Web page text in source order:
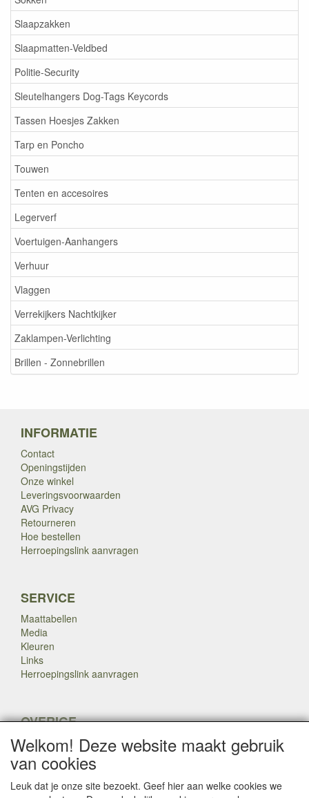
Slaapzakken
Slaapmatten-Veldbed
Politie-Security
Sleutelhangers Dog-Tags Keycords
Tassen Hoesjes Zakken
Tarp en Poncho
Touwen
Tenten en accesoires
Legerverf
Voertuigen-Aanhangers
Verhuur
Vlaggen
Verrekijkers Nachtkijker
Zaklampen-Verlichting
Brillen - Zonnebrillen
INFORMATIE
Contact
Openingstijden
Onze winkel
Leveringsvoorwaarden
AVG Privacy
Retourneren
Hoe bestellen
Herroepingslink aanvragen
SERVICE
Maattabellen
Media
Kleuren
Links
Herroepingslink aanvragen
OVERIGE
Veteranen
Nieuws
Inkoop
Herroepingslink aanvragen
Welkom! Deze website maakt gebruik
van cookies
Leuk dat je onze site bezoekt. Geef hier aan welke cookies we